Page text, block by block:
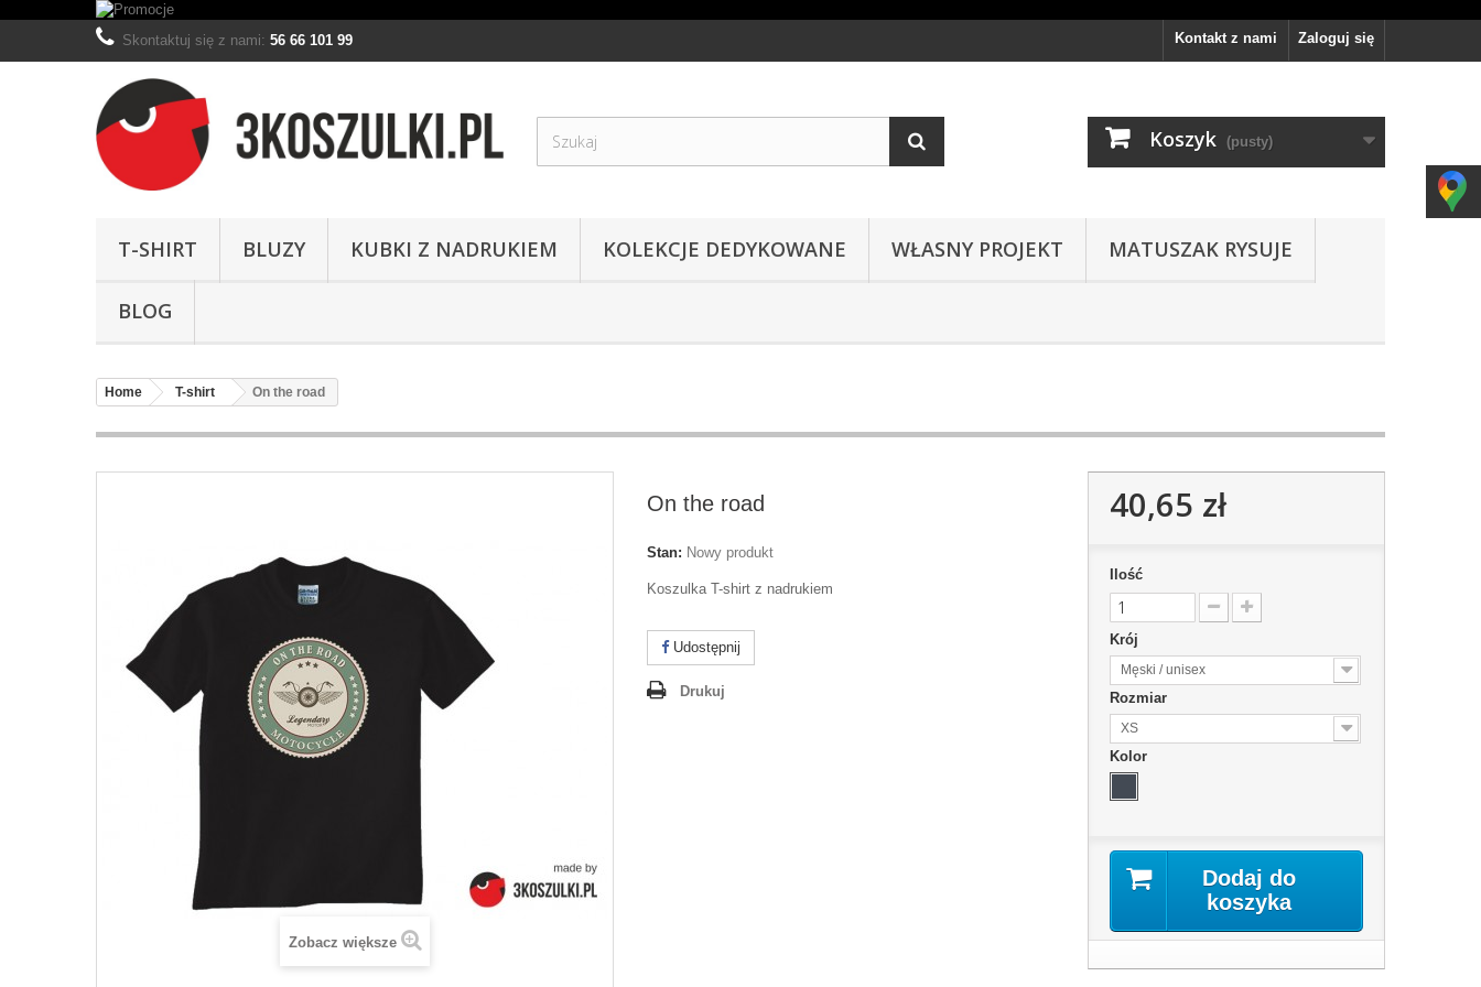
Zaloguj się
Kontakt z nami
Skontaktuj się z nami: 56 66 101 99
Koszyk (pusty)
T-SHIRT BLUZY KUBKI Z NADRUKIEM KOLEKCJE DEDYKOWANE WŁASNY PROJEKT MATUSZAK RYSUJE
BLOG
Home T-shirt On the road
Zobacz większe
On the road
Stan: Nowy produkt
Koszulka T-shirt z nadrukiem
Udostępnij
Drukuj
40,65 zł
Ilość
Krój
Męski / unisex
Rozmiar
XS
Kolor
Dodaj do
koszyka